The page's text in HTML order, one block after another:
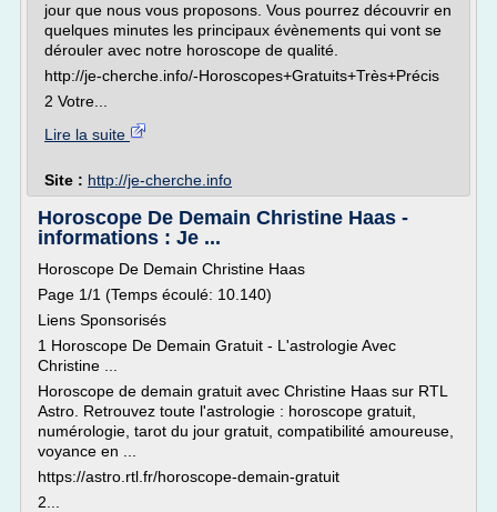
jour que nous vous proposons. Vous pourrez découvrir en
quelques minutes les principaux évènements qui vont se
dérouler avec notre horoscope de qualité.
http://je-cherche.info/-Horoscopes+Gratuits+Très+Précis
2 Votre...
Lire la suite
Site : http://je-cherche.info
Horoscope De Demain Christine Haas -
informations : Je ...
Horoscope De Demain Christine Haas
Page 1/1 (Temps écoulé: 10.140)
Liens Sponsorisés
1 Horoscope De Demain Gratuit - L'astrologie Avec
Christine ...
Horoscope de demain gratuit avec Christine Haas sur RTL
Astro. Retrouvez toute l'astrologie : horoscope gratuit,
numérologie, tarot du jour gratuit, compatibilité amoureuse,
voyance en ...
https://astro.rtl.fr/horoscope-demain-gratuit
2...